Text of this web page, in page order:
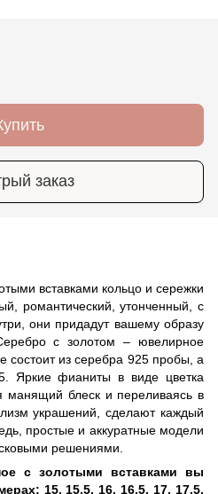
заказ
вставками кольцо и сережки
романтический, утонченный, с
они придадут вашему образу
с золотом – ювелирное
состоит из серебра 925 пробы, а
Яркие фианиты в виде цветка
манящий блеск и переливаясь в
украшений, сделают каждый
простые и аккуратные модели
решениями.
с золотыми вставками вы
15, 15,5, 16, 16,5, 17, 17,5,